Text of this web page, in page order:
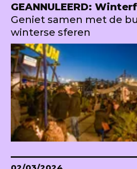
GEANNULEERD:
Geniet samen met de
winterse sferen